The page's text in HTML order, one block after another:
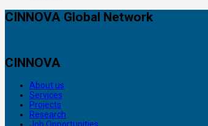
CINNOVA Global Network
CINNOVA
About us
Services
Projects
Research